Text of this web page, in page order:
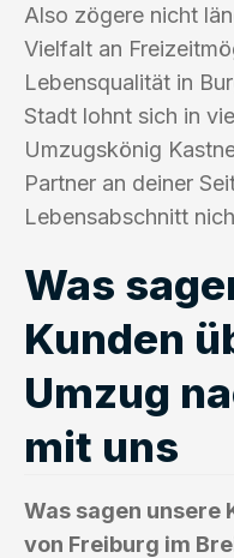
Also zögere nicht
Vielfalt an
Lebensqualität in
Stadt lohnt sich in
Umzugskönig
Partner an deiner
Lebensabschnitt
Was
Kunden
Umzug
mit uns
Was sagen unsere
von Freiburg im